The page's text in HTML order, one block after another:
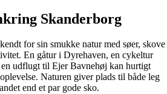
Skanderborg
for sin smukke natur med søer, skove
En gåtur i Dyrehaven, en cykeltur
udflugt til Ejer Bavnehøj kan hurtigt
Naturen giver plads til både leg
end et par gode sko.